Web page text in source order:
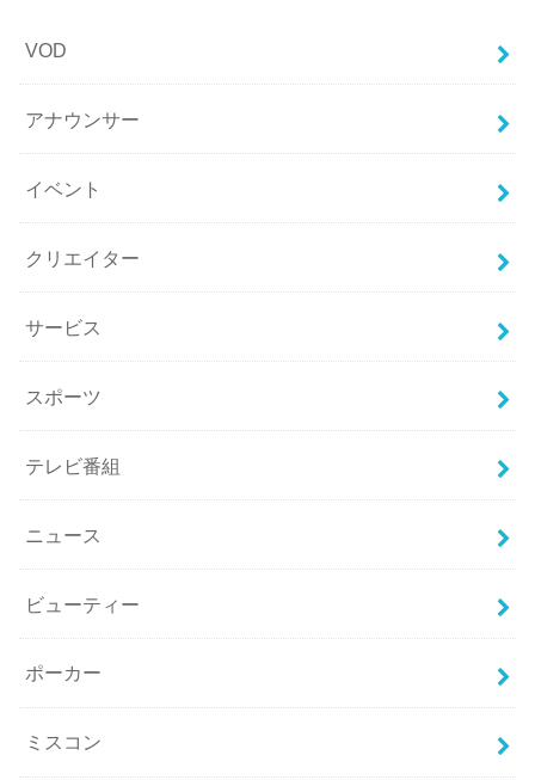
VOD
アナウンサー
イベント
クリエイター
サービス
スポーツ
テレビ番組
ニュース
ビューティー
ポーカー
ミスコン